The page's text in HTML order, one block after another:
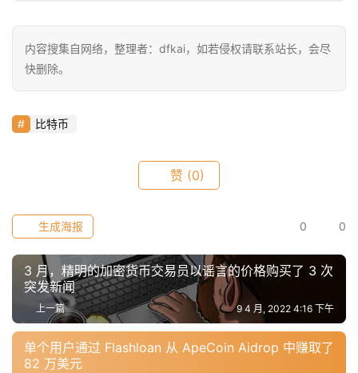
荐内容搜集自网络，整理者：dfkai，如若侵权请联系站长，会尽
快删除。
比特币
赞 (0)
0 0
生成海报
3 月，精明的加密货币交易员以谣言的价格购买了 3 次
突发新闻
上一篇 9 4 月, 2022 4:16 下午
单个用户通过 Flashloan 从 ApeCoin Aidrop 中赚取了
82 万美元